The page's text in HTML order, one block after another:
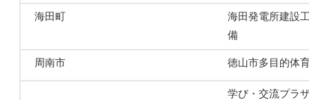
海田町
海田発電所建設
備
周南市 徳山市多目的体
学び・交流プラ